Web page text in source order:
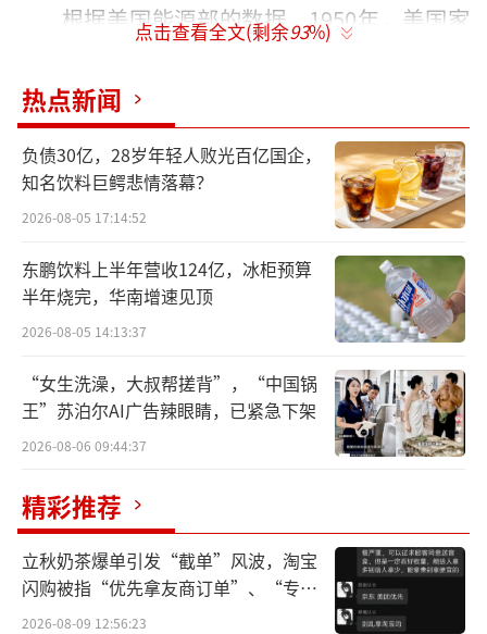
根据美国能源部的数据，1950年，美国家
庭中电冰箱的普及率就超过80%，而洗衣机和
吸尘器的普及率也在70%以上。与此同时，G
E、惠而浦、Maytag、胡佛（Hoover）等品牌
在早期的全球市场也享有很高知名度。在欧
洲、亚洲也有着广泛的技术授权与市场存在，
美国家电产品的外销额在20世纪60年代一度占
据全球超过三分之一的份额。
但在短短几十年间，美国逐步失去了在这
一产业中的主导权。如今，从品牌、产量、出
口，到关键技术、产业链深度，几乎所有家电
核心指标的全球第一，都已属于中国。
宣布对多个贸易伙伴加征10%及以上的“对等
关税”，希望借此刺激“美国制造”的回归。
笔者认为，面对已经缺失的供应链体系、技术
根基与产业集群，这种做法更像是一种象征姿
点击查看全文(剩余93%)
热点新闻
负债30亿，28岁年轻人败光百亿国企，
知名饮料巨鳄悲情落幕？
2026-08-05 17:14:52
东鹏饮料上半年营收124亿，冰柜预算
半年烧完，华南增速见顶
2026-08-05 14:13:37
“女生洗澡，大叔帮搓背”，“中国锅
王”苏泊尔AI广告辣眼睛，已紧急下架
2026-08-06 09:44:37
精彩推荐
立秋奶茶爆单引发“截单”风波，淘宝
闪购被指“优先拿友商订单”、“专挑
贵的拿”
2026-08-09 12:56:23